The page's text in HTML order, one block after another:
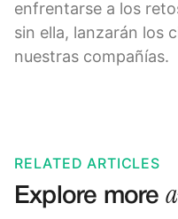
enfrentarse a los
sin ella, lanzarán los
nuestras compañías.
RELATED ARTICLES
Explore more